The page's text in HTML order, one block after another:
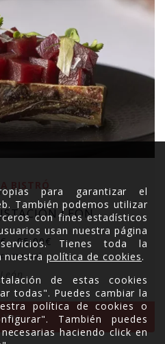
LEÓN
€ - 95,00€ Rango
de
desde
65,00€
hasta
95,00€
León
Ver
para garantizar el
También podemos utilizar
con fines estadísticos
usan nuestra página
Tienes toda la
nuestrapolítica de cookies.
de estas cookies
todas". Puedes cambiar la
política de cookies o
También puedes
haciendo click en